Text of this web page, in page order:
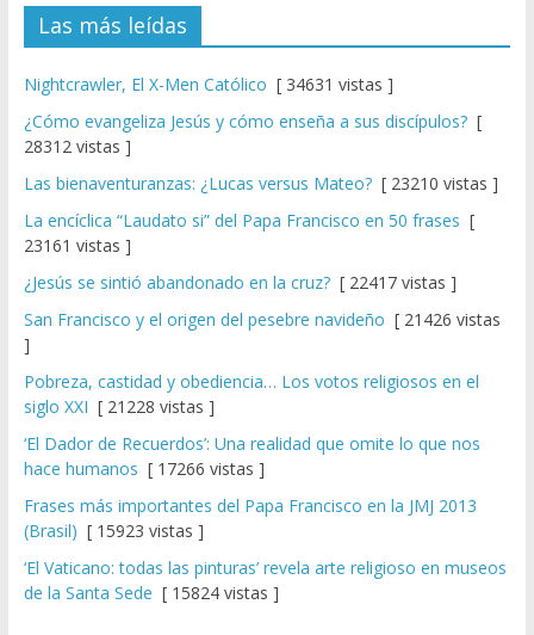
Las más leídas
Nightcrawler, El X-Men Católico [ 34631 vistas ]
¿Cómo evangeliza Jesús y cómo enseña a sus discípulos?[
28312 vistas ]
Las bienaventuranzas: ¿Lucas versus Mateo?[ 23210 vistas ]
La encíclica “Laudato si” del Papa Francisco en 50 frases [
23161 vistas ]
¿Jesús se sintió abandonado en la cruz?[ 22417 vistas ]
San Francisco y el origen del pesebre navideño [ 21426 vistas
]
Pobreza, castidad y obediencia… Los votos religiosos en el
siglo XXI [ 21228 vistas ]
‘El Dador de Recuerdos’: Una realidad que omite lo que nos
hace humanos [ 17266 vistas ]
Frases más importantes del Papa Francisco en la JMJ 2013
(Brasil) [ 15923 vistas ]
‘El Vaticano: todas las pinturas’ revela arte religioso en museos
de la Santa Sede [ 15824 vistas ]